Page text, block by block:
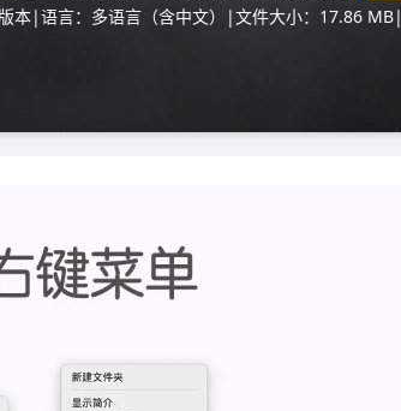
本|语言：多语言（含中文） |文件大小：17.86 MB|